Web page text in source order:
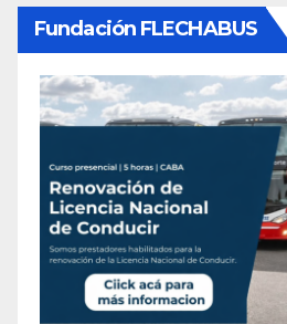
Fundación FLECHABUS